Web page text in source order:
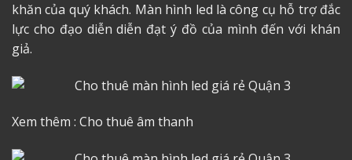
khăn của quý khách. Màn hình led là công cụ hỗ trợ đắc
lực cho đạo diễn diễn đạt ý đồ của mình đến với khán
giả.
Xem thêm : Cho thuê âm thanh